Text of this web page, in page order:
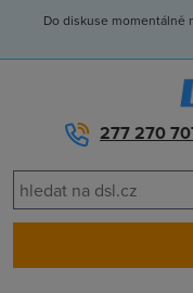
Do diskuse momentálně
277 270